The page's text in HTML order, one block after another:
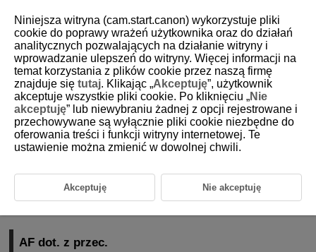
D180-127
Nastawy AF dot. z przec.
AF dot. z przec.
Metoda ustalania położenia
Aktywny obszar dotykowy
Możesz przesuwać punkt AF lub ramkę strefy AF, dotykając lub
przeciągając palcem po ekranie podczas patrzenia przez wizjer.
AF dot. z przec.
Niniejsza witryna (cam.start.canon) wykorzystuje pliki
cookie do poprawy wrażeń użytkownika oraz do działań
analitycznych pozwalających na działanie witryny i
wprowadzanie ulepszeń do witryny. Więcej informacji na
temat korzystania z plików cookie przez naszą firmę
znajduje się tutaj. Klikając „Akceptuję”, użytkownik
akceptuje wszystkie pliki cookie. Po kliknięciu „Nie
akceptuję” lub niewybraniu żadnej z opcji rejestrowane i
przechowywane są wyłącznie pliki cookie niezbędne do
oferowania treści i funkcji witryny internetowej. Te
ustawienie można zmienić w dowolnej chwili.
Akceptuję Nie akceptuję